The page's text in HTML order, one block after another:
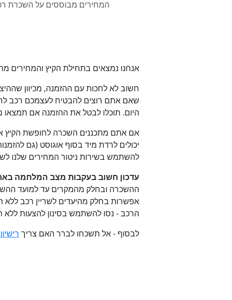
אנחנו נמצאים בתחילת הקיץ והמחירים
שאם אתם רוצים להבטיח לעצמכם רכב
היום. תוכלו לבטל את ההזמנה אם
אם אתם מתכננים השכרה לחופשת הקיץ
יכולים לרדת מיד בסוף אוגוסט (גם
להשתמש בשירות ניטור המחירים שלנו
עדכון חשוב בעקבות מצב המלחמה
ההשכרה ובחלק מהמקרים עד למועד
אפשרות בחלק מהיעדים לשריין רכב
הרכב - נסו להשתמש בסינון להצעות
לבסוף - אל תשכחו לברר האם צריך